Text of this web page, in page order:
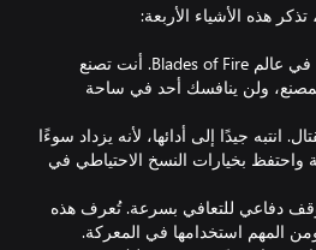
- لا توجد أسلحة تحت تصرفك في عالم Blades of Fire. أنت تصنع
ولن ينافسك أحد في ساحة
انتبه جيدًا إلى أدائها، لأنه يزداد سوءًا
واحتفظ بخيارات النسخ الاحتياطي في
دفاعي للتعافي بسرعة. تُعرف هذه